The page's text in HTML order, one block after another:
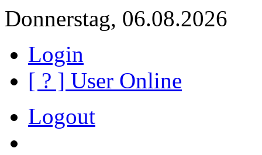
Donnerstag, 06.08.2026
Login
[ ? ] User Online
Logout